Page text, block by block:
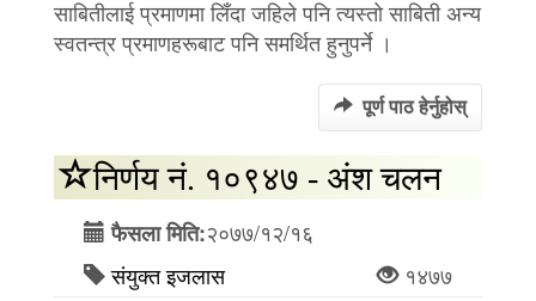
साबितीलाई प्रमाणमा लिँदा जहिले पनि त्यस्तो साबिती अन्य
स्वतन्त्र प्रमाणहरूबाट पनि समर्थित हुनुपर्ने ।
पूर्ण पाठ हेर्नुहोस्
निर्णय नं. १०९४७ - अंश चलन
फैसला मिति:२०७७/१२/१६
संयुक्त इजलास
१४७७